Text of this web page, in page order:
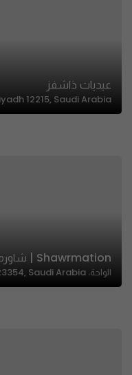
عيديات ذاشفز
12215, Saudi Arabia
Shawrmation | شاورما ايشن
الواحة، Al Waha, Jeddah 23354, Saudi Arabia